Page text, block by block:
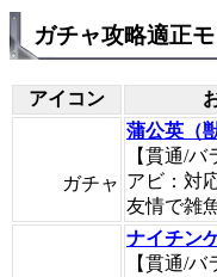
ガチャ攻略適正
アイコン
ガチャ
蒲公英（
【貫通/バ
アビ：対
友情で雑
ナイチン
【貫通/バ